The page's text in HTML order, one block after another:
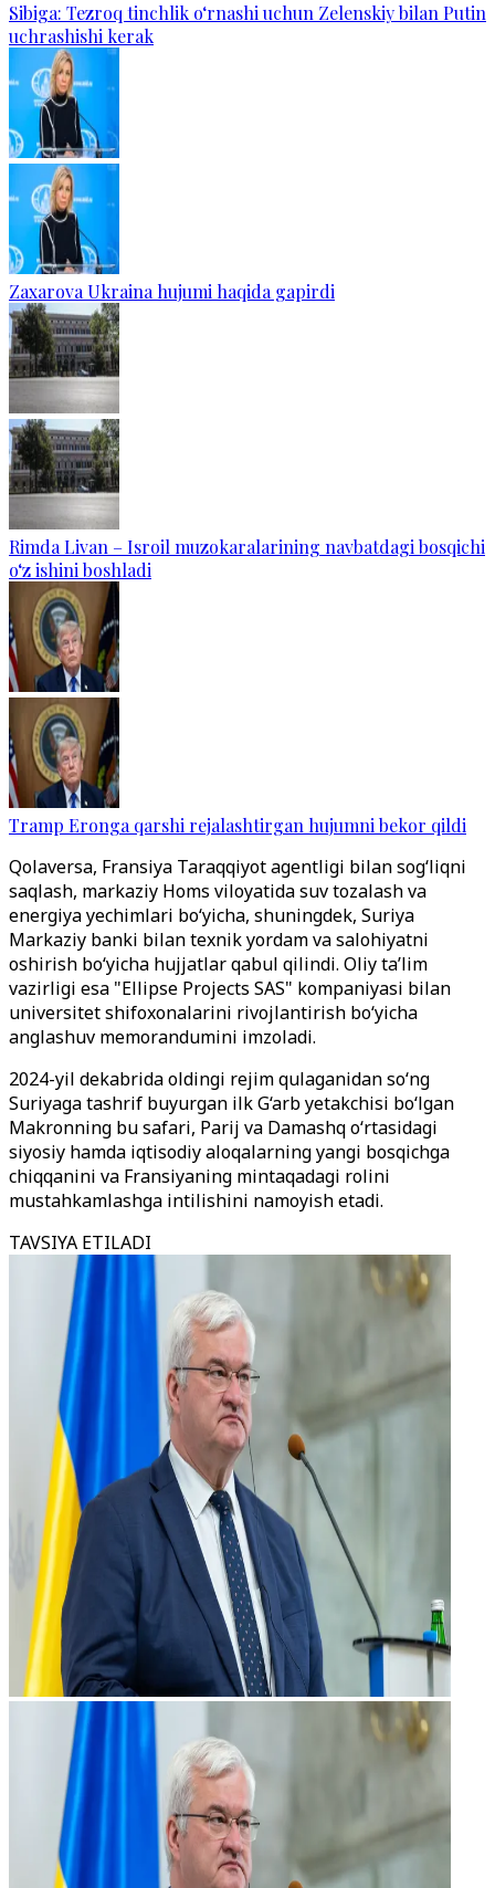
Sibiga: Tezroq tinchlik o‘rnashi uchun Zelenskiy bilan Putin
uchrashishi kerak
Zaxarova Ukraina hujumi haqida gapirdi
Rimda Livan – Isroil muzokaralarining navbatdagi bosqichi
o‘z ishini boshladi
Tramp Eronga qarshi rejalashtirgan hujumni bekor qildi
Qolaversa, Fransiya Taraqqiyot agentligi bilan sog‘liqni
saqlash, markaziy Homs viloyatida suv tozalash va
energiya yechimlari bo‘yicha, shuningdek, Suriya
Markaziy banki bilan texnik yordam va salohiyatni
oshirish bo‘yicha hujjatlar qabul qilindi. Oliy ta’lim
vazirligi esa "Ellipse Projects SAS" kompaniyasi bilan
universitet shifoxonalarini rivojlantirish bo‘yicha
anglashuv memorandumini imzoladi.
2024-yil dekabrida oldingi rejim qulaganidan so‘ng
Suriyaga tashrif buyurgan ilk G‘arb yetakchisi bo‘lgan
Makronning bu safari, Parij va Damashq o‘rtasidagi
siyosiy hamda iqtisodiy aloqalarning yangi bosqichga
chiqqanini va Fransiyaning mintaqadagi rolini
mustahkamlashga intilishini namoyish etadi.
TAVSIYA ETILADI